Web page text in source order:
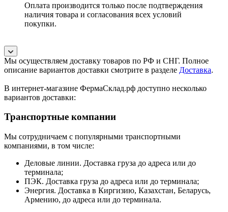
Оплата производится только после подтверждения
наличия товара и согласования всех условий
покупки.
Мы осуществляем доставку товаров по РФ и СНГ. Полное
описание вариантов доставки смотрите в разделе Доставка.
В интернет-магазине ФермаСклад.рф доступно несколько
вариантов доставки:
Транспортные компании
Мы сотрудничаем с популярными транспортными
компаниями, в том числе:
Деловые линии. Доставка груза до адреса или до
терминала;
ПЭК. Доставка груза до адреса или до терминала;
Энергия. Доставка в Киргизию, Казахстан, Беларусь,
Армению, до адреса или до терминала.